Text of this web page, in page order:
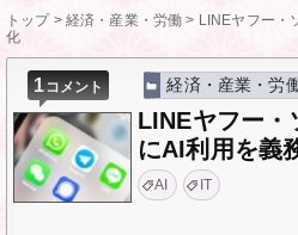
トップ> 経済・産業・労働 > LINEヤフー・
化
1コメント 経済・産業・労
LINEヤフー・
にAI利用を義
AI IT